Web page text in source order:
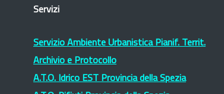
Servizi
Servizio Ambiente Urbanistica Pianif. Territ.
Archivio e Protocollo
A.T.O. Idrico EST Provincia della Spezia